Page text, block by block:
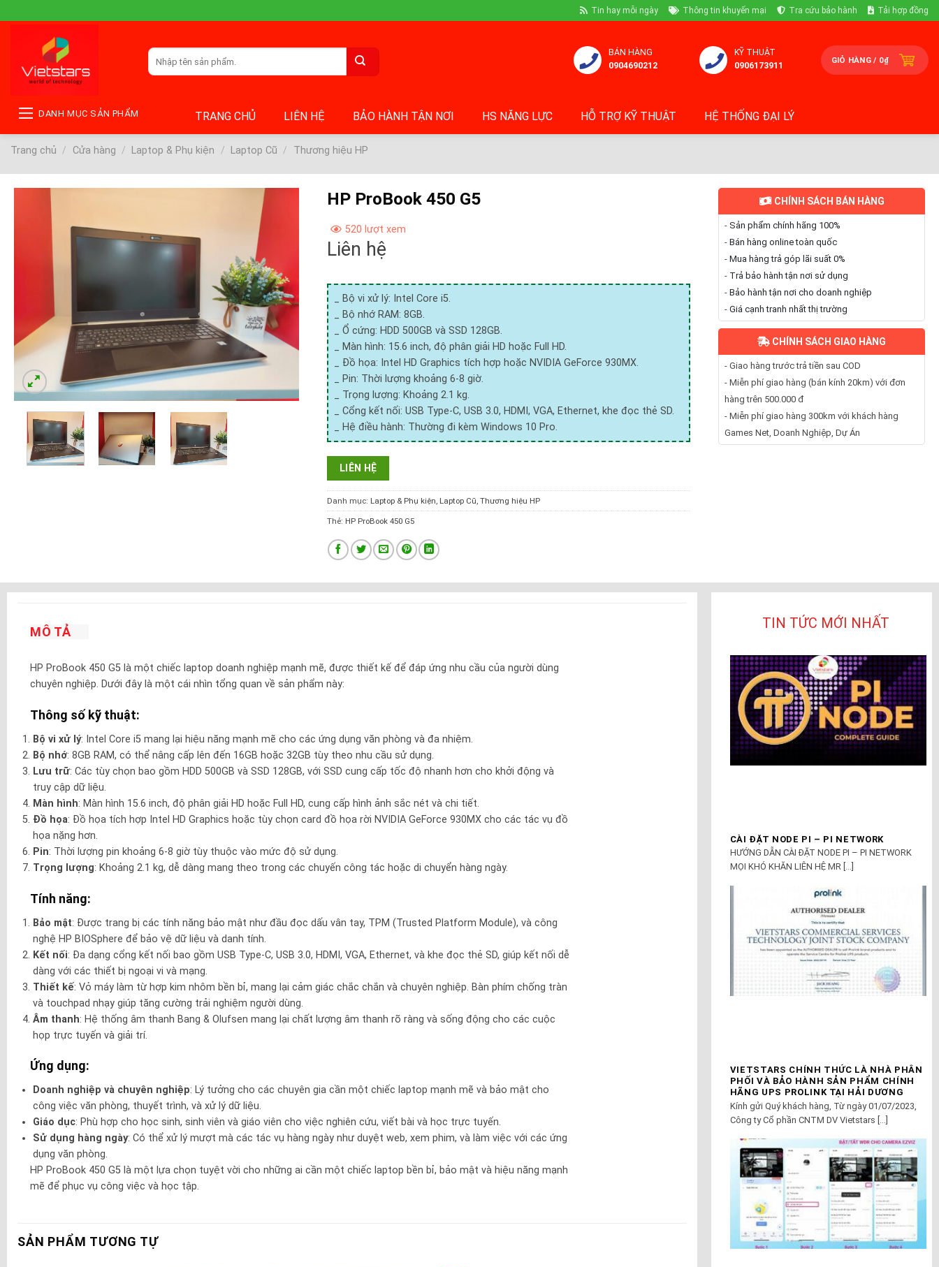
to
Tin hay mỗi ngày Thông tin khuyến mại Tra cứu bảo hành Tải hợp đồng
Tìm
kiếm:
BÁN HÀNG
0904690212
KỸ THUẬT
0906173911
GIỎ HÀNG / 0₫
DANH MỤC SẢN PHẨM TRANG CHỦ LIÊN HỆ BẢO HÀNH TẬN NƠI HS NĂNG LỰC HỖ TRỢ KỸ THUẬT HỆ THỐNG ĐẠI LÝ
Trang chủ / Cửa hàng / Laptop & Phụ kiện / Laptop Cũ / Thương hiệu HP
HP ProBook 450 G5
520 lượt xem
Liên hệ
_ Bộ vi xử lý: Intel Core i5.
_ Bộ nhớ RAM: 8GB.
_ Ổ cứng: HDD 500GB và SSD 128GB.
_ Màn hình: 15.6 inch, độ phân giải HD hoặc Full HD.
_ Đồ họa: Intel HD Graphics tích hợp hoặc NVIDIA GeForce 930MX.
_ Pin: Thời lượng khoảng 6-8 giờ.
_ Trọng lượng: Khoảng 2.1 kg.
_ Cổng kết nối: USB Type-C, USB 3.0, HDMI, VGA, Ethernet, khe đọc thẻ SD.
_ Hệ điều hành: Thường đi kèm Windows 10 Pro.
LIÊN HỆ
Danh mục: Laptop & Phụ kiện, Laptop Cũ, Thương hiệu HP
Thẻ: HP ProBook 450 G5
CHÍNH SÁCH BÁN HÀNG
- Sản phẩm chính hãng 100%
- Bán hàng online toàn quốc
- Mua hàng trả góp lãi suất 0%
- Trả bảo hành tận nơi sử dụng
- Bảo hành tận nơi cho doanh nghiệp
- Giá cạnh tranh nhất thị trường
CHÍNH SÁCH GIAO HÀNG
- Giao hàng trước trả tiền sau COD
- Miễn phí giao hàng (bán kính 20km) với đơn
hàng trên 500.000 đ
- Miễn phí giao hàng 300km với khách hàng
Games Net, Doanh Nghiệp, Dự Án
MÔ TẢ
HP ProBook 450 G5 là một chiếc laptop doanh nghiệp mạnh mẽ, được thiết kế để đáp ứng nhu cầu của người dùng
chuyên nghiệp. Dưới đây là một cái nhìn tổng quan về sản phẩm này:
Thông số kỹ thuật:
Bộ vi xử lý: Intel Core i5 mang lại hiệu năng mạnh mẽ cho các ứng dụng văn phòng và đa nhiệm.
Bộ nhớ: 8GB RAM, có thể nâng cấp lên đến 16GB hoặc 32GB tùy theo nhu cầu sử dụng.
Lưu trữ: Các tùy chọn bao gồm HDD 500GB và SSD 128GB, với SSD cung cấp tốc độ nhanh hơn cho khởi động và
truy cập dữ liệu.
Màn hình: Màn hình 15.6 inch, độ phân giải HD hoặc Full HD, cung cấp hình ảnh sắc nét và chi tiết.
Đồ họa: Đồ họa tích hợp Intel HD Graphics hoặc tùy chọn card đồ họa rời NVIDIA GeForce 930MX cho các tác vụ đồ
họa nặng hơn.
Pin: Thời lượng pin khoảng 6-8 giờ tùy thuộc vào mức độ sử dụng.
Trọng lượng: Khoảng 2.1 kg, dễ dàng mang theo trong các chuyến công tác hoặc di chuyển hàng ngày.
Tính năng:
Bảo mật: Được trang bị các tính năng bảo mật như đầu đọc dấu vân tay, TPM (Trusted Platform Module), và công
nghệ HP BIOSphere để bảo vệ dữ liệu và danh tính.
Kết nối: Đa dạng cổng kết nối bao gồm USB Type-C, USB 3.0, HDMI, VGA, Ethernet, và khe đọc thẻ SD, giúp kết nối dễ
dàng với các thiết bị ngoại vi và mạng.
Thiết kế: Vỏ máy làm từ hợp kim nhôm bền bỉ, mang lại cảm giác chắc chắn và chuyên nghiệp. Bàn phím chống tràn
và touchpad nhạy giúp tăng cường trải nghiệm người dùng.
Âm thanh: Hệ thống âm thanh Bang & Olufsen mang lại chất lượng âm thanh rõ ràng và sống động cho các cuộc
họp trực tuyến và giải trí.
Ứng dụng:
Doanh nghiệp và chuyên nghiệp: Lý tưởng cho các chuyên gia cần một chiếc laptop mạnh mẽ và bảo mật cho
công việc văn phòng, thuyết trình, và xử lý dữ liệu.
Giáo dục: Phù hợp cho học sinh, sinh viên và giáo viên cho việc nghiên cứu, viết bài và học trực tuyến.
Sử dụng hàng ngày: Có thể xử lý mượt mà các tác vụ hàng ngày như duyệt web, xem phim, và làm việc với các ứng
dụng văn phòng.
HP ProBook 450 G5 là một lựa chọn tuyệt vời cho những ai cần một chiếc laptop bền bỉ, bảo mật và hiệu năng mạnh
mẽ để phục vụ công việc và học tập.
SẢN PHẨM TƯƠNG TỰ
TIN TỨC MỚI NHẤT
CÀI ĐẶT NODE PI – PI NETWORK
HƯỚNG DẪN CÀI ĐẶT NODE PI – PI NETWORK
MỌI KHÓ KHĂN LIÊN HỆ MR [...]
VIETSTARS CHÍNH THỨC LÀ NHÀ PHÂN
PHỐI VÀ BẢO HÀNH SẢN PHẨM CHÍNH
HÃNG UPS PROLINK TẠI HẢI DƯƠNG
Kính gửi Quý khách hàng, Từ ngày 01/07/2023,
Công ty Cổ phần CNTM DV Vietstars [...]